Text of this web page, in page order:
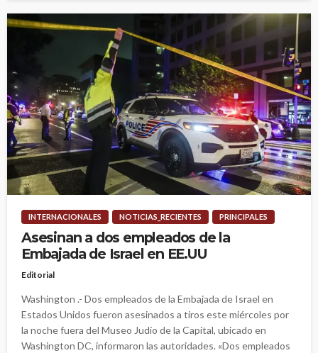
INTERNACIONALES NOTICIAS_RECIENTES PRINCIPALES
Asesinan a dos empleados de la
Embajada de Israel en EE.UU
Editorial
Washington .- Dos empleados de la Embajada de Israel en
Estados Unidos fueron asesinados a tiros este miércoles por
la noche fuera del Museo Judío de la Capital, ubicado en
Washington DC, informaron las autoridades. «Dos empleados